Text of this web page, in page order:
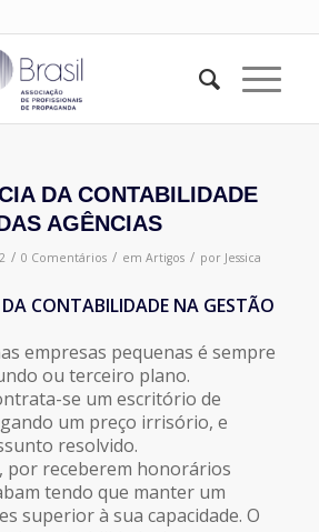
DA CONTABILIDADE
AGÊNCIAS
/ 0 Comentários / em Artigos / por Jessica
CONTABILIDADE NA GESTÃO
empresas pequenas é sempre
ou terceiro plano.
se um escritório de
um preço irrisório, e
resolvido.
por receberem honorários
tendo que manter um
superior à sua capacidade. O